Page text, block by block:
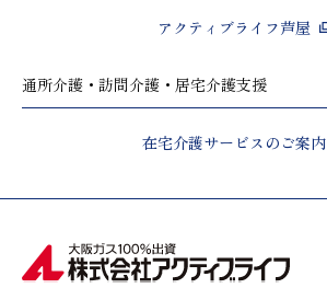
アクティブライフ芦屋
通所介護・訪問介護・居宅介護支援
在宅介護サービスのご案内